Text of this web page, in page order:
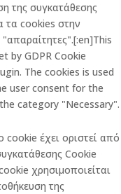
της συγκατάθεσης
τα cookies στην
by GDPR Cookie
The cookies is used
user consent for the
category "Necessary".
cookie έχει οριστεί από
Cookie
χρησιμοποιείται
της